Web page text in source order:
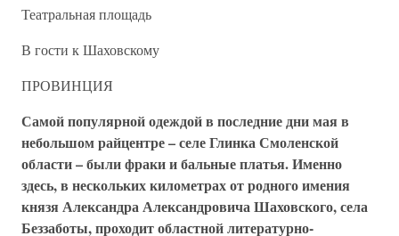
Театральная площадь
В гости к Шаховскому
ПРОВИНЦИЯ
Самой популярной одеждой в последние дни мая в
небольшом райцентре – селе Глинка Смоленской
области – были фраки и бальные платья. Именно
здесь, в нескольких километрах от родного имения
князя Александра Александровича Шаховского, села
Беззаботы, проходит областной литературно-